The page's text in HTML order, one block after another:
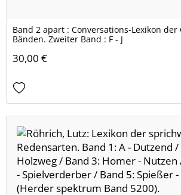
Band 2 apart : Conversations-Lexikon
Bänden. Zweiter Band : F - J
30,00 €